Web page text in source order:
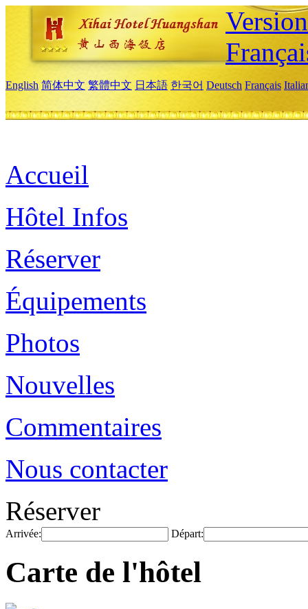
English 简体中文 繁體中文 日本語 한국어 Deutsch Français
Accueil
Hôtel Infos
Réserver
Équipements
Photos
Nouvelles
Commentaires
Nous contacter
Réserver
Arrivée: Départ:
Carte de l'hôtel